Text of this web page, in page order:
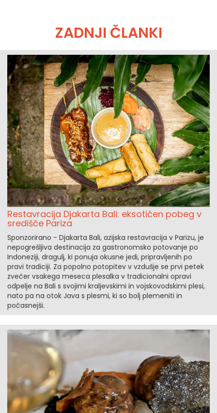
ZADNJI ČLANKI
Restavracija Djakarta Bali: eksotičen pobeg v
središče Pariza
Sponzorirano - Djakarta Bali, azijska restavracija v Parizu, je
nepogrešljiva destinacija za gastronomsko potovanje po
Indoneziji, dragulj, ki ponuja okusne jedi, pripravljenih po
pravi tradiciji. Za popolno potopitev v vzdušje se prvi petek
zvečer vsakega meseca plesalka v tradicionalni opravi
odpelje na Bali s svojimi kraljevskimi in vojskovodskimi plesi,
nato pa na otok Java s plesmi, ki so bolj plemeniti in
počasnejši.